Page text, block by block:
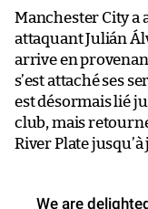
Manchester City a
attaquant Julián
arrive en
s’est attaché ses
est désormais lié
club, mais
River Plate
We are